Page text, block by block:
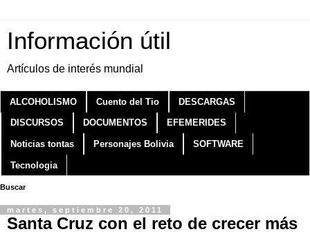
Información útil
Artículos de interés mundial
ALCOHOLISMO Cuento del Tio DESCARGAS
DISCURSOS DOCUMENTOS EFEMERIDES
Noticias tontas Personajes Bolivia SOFTWARE
Tecnologia
Buscar
martes, septiembre 20, 2011
Santa Cruz con el reto de crecer más